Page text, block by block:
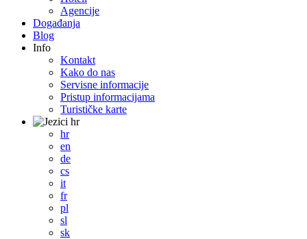
Agencije
Događanja
Blog
Info
Kontakt
Kako do nas
Servisne informacije
Pristup informacijama
Turističke karte
hr
hr
en
de
cs
it
fr
pl
sl
sk